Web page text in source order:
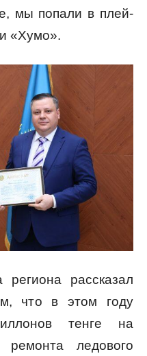
мы попали в плей-
«Хумо».
рассказал
что в этом году
тенге на
ремонта ледового